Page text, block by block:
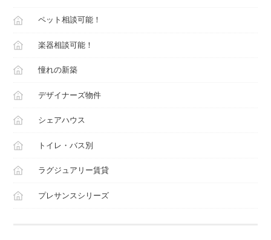
ペット相談可能！
楽器相談可能！
憧れの新築
デザイナーズ物件
シェアハウス
トイレ・バス別
ラグジュアリー賃貸
プレサンスシリーズ